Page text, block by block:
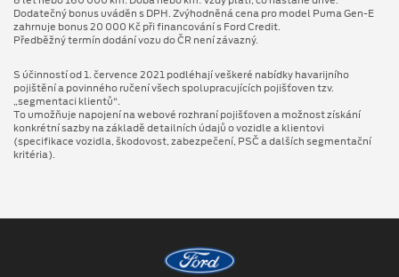
Dodatečný bonus uváděn s DPH. Zvýhodněná cena pro model Puma Gen⁠-⁠E
zahrnuje bonus 20 000 Kč při financování s Ford Credit.
Předběžný termín dodání vozu do ČR není závazný.
S účinností od 1. července 2021 podléhají veškeré nabídky havarijního
pojištění a povinného ručení všech spolupracujících pojišťoven tzv.
„segmentaci klientů“.
To umožňuje napojení na webové rozhraní pojišťoven a možnost získání
konkrétní sazby na základě detailních údajů o vozidle a klientovi
(specifikace vozidla, škodovost, zabezpečení, PSČ a dalších segmentační
kritéria).